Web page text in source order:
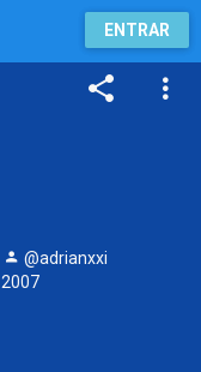
ENTRAR
@adrianxxi
2007